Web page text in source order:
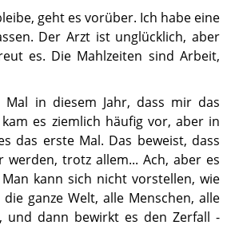
geht es vorüber. Ich habe eine
Der Arzt ist unglücklich, aber
es. Die Mahlzeiten sind Arbeit,
in diesem Jahr, dass mir das
es ziemlich häufig vor, aber in
das erste Mal. Das beweist, dass
werden, trotz allem... Ach, aber es
kann sich nicht vorstellen, wie
ganze Welt, alle Menschen, alle
und dann bewirkt es den Zerfall -